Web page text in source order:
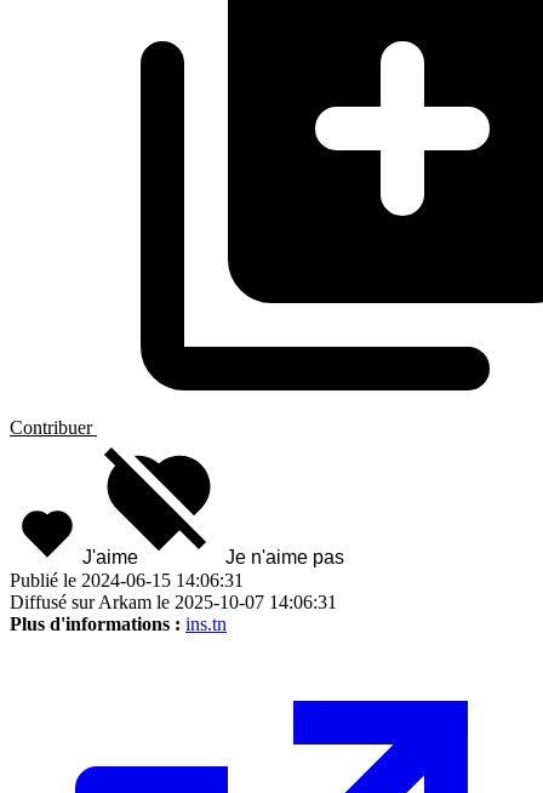
Contribuer
J'aime
Je n'aime pas
Publié le 2024-06-15 14:06:31
Diffusé sur Arkam le 2025-10-07 14:06:31
Plus d'informations : ins.tn